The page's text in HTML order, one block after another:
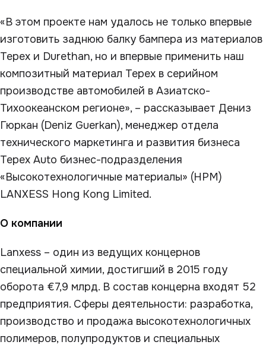
«В этом проекте нам удалось не только впервые
изготовить заднюю балку бампера из материалов
Tepex и Durethan, но и впервые применить наш
композитный материал Tepex в серийном
производстве автомобилей в Азиатско-
Тихоокеанском регионе», – рассказывает Дениз
Гюркан (Deniz Guerkan), менеджер отдела
технического маркетинга и развития бизнеса
Tepex Auto бизнес-подразделения
«Высокотехнологичные материалы» (HPM)
LANXESS Hong Kong Limited.
О компании
Lanxess – один из ведущих концернов
специальной химии, достигший в 2015 году
оборота €7,9 млрд. В состав концерна входят 52
предприятия. Cферы деятельности: разработка,
производство и продажа высокотехнологичных
полимеров, полупродуктов и специальных